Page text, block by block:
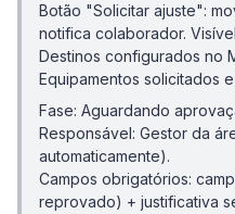
Botão "Solicitar ajuste":
notifica colaborador.
Destinos configurados no
Equipamentos solicitados
Fase: Aguardando
Responsável: Gestor da
automaticamente).
Campos obrigatórios:
reprovado) + justificativa